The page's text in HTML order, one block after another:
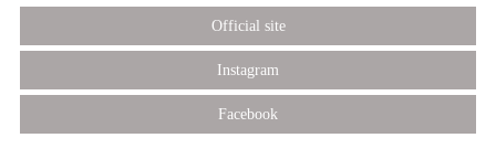
Official site
Instagram
Facebook